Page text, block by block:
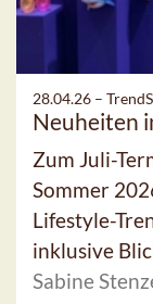
28.04.26 –
Neuheiten
Zum Juli-
Sommer
Lifestyle-
inklusive
Sabine